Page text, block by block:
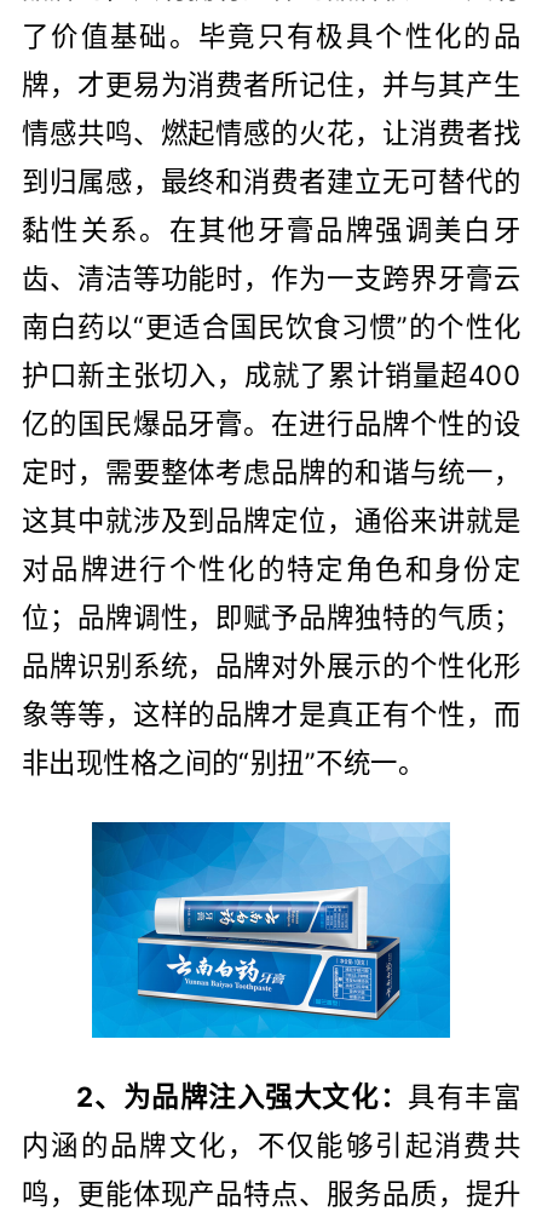
了价值基础。毕竟只有极具个性化的品
牌，才更易为消费者所记住，并与其产生
情感共鸣、燃起情感的火花，让消费者找
到归属感，最终和消费者建立无可替代的
黏性关系。在其他牙膏品牌强调美白牙
齿、清洁等功能时，作为一支跨界牙膏云
南白药以“更适合国民饮食习惯”的个性化
护口新主张切入，成就了累计销量超400
亿的国民爆品牙膏。在进行品牌个性的设
定时，需要整体考虑品牌的和谐与统一，
这其中就涉及到品牌定位，通俗来讲就是
对品牌进行个性化的特定角色和身份定
位；品牌调性，即赋予品牌独特的气质；
品牌识别系统，品牌对外展示的个性化形
象等等，这样的品牌才是真正有个性，而
非出现性格之间的“别扭”不统一。
2、为品牌注入强大文化： 具有丰富
内涵的品牌文化，不仅能够引起消费共
鸣，更能体现产品特点、服务品质，提升